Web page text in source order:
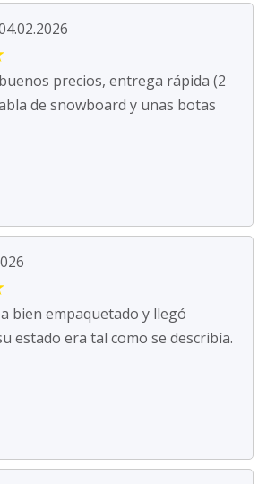
precios, entrega rápida (2
de snowboard y unas botas
bien empaquetado y llegó
estado era tal como se describía.